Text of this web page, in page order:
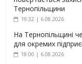
Тернопільщини
19:32 | 6.08.2026
На Тернопільщині
для окремих
18:00 | 6.08.2026